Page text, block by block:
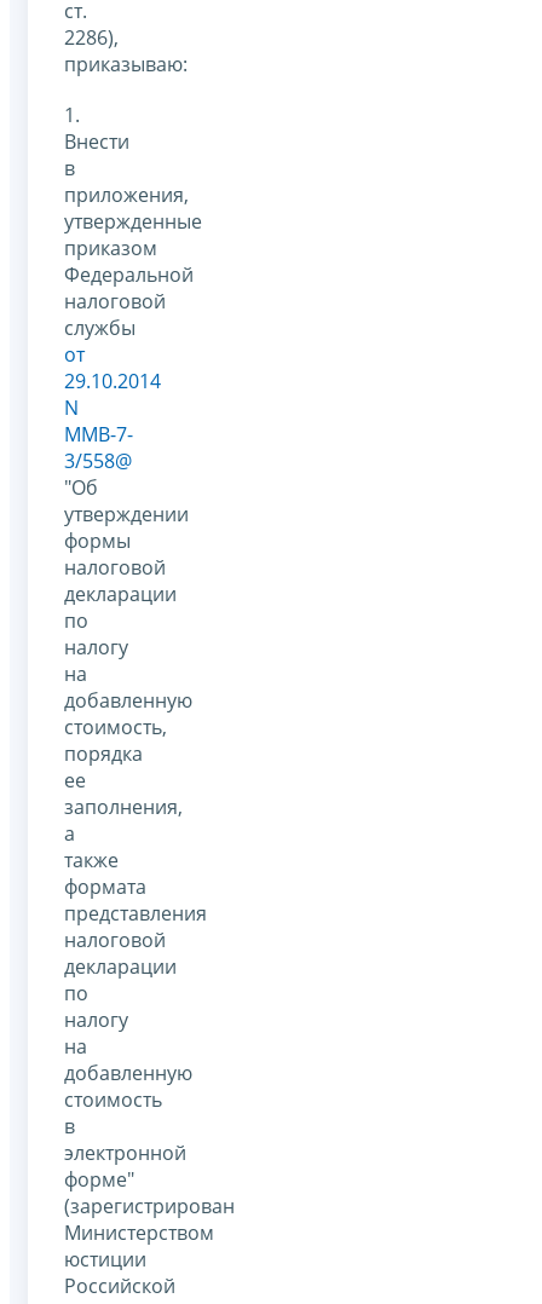
ст.
2286),
приказываю:
1.
Внести
в
приложения,
утвержденные
приказом
Федеральной
налоговой
службы
от
29.10.2014
N
ММВ-7-
3/558@
"Об
утверждении
формы
налоговой
декларации
по
налогу
на
добавленную
стоимость,
порядка
ее
заполнения,
а
также
формата
представления
налоговой
декларации
по
налогу
на
добавленную
стоимость
в
электронной
форме"
(зарегистрирован
Министерством
юстиции
Российской